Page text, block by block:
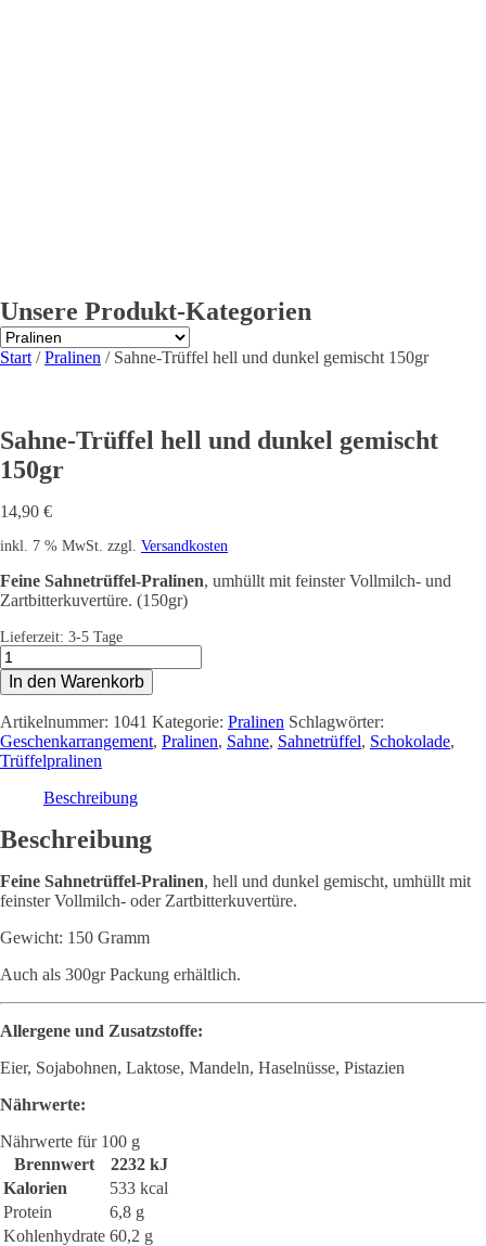
Unsere Produkt-Kategorien
Start /Pralinen / Sahne-Trüffel hell und dunkel gemischt 150gr
Sahne-Trüffel hell und dunkel gemischt
150gr
14,90 €
inkl. 7 % MwSt. zzgl. Versandkosten
Feine Sahnetrüffel-Pralinen, umhüllt mit feinster Vollmilch- und
Zartbitterkuvertüre. (150gr)
Lieferzeit: 3-5 Tage
Sahne-
Trüffel
hell
und
dunkel
gemischt
150gr
Menge
In den Warenkorb
Artikelnummer: 1041 Kategorie: Pralinen Schlagwörter:
Geschenkarrangement, Pralinen, Sahne, Sahnetrüffel, Schokolade,
Trüffelpralinen
Beschreibung
Beschreibung
Feine Sahnetrüffel-Pralinen, hell und dunkel gemischt, umhüllt mit
feinster Vollmilch- oder Zartbitterkuvertüre.
Gewicht: 150 Gramm
Auch als 300gr Packung erhältlich.
Allergene und Zusatzstoffe:
Eier, Sojabohnen, Laktose, Mandeln, Haselnüsse, Pistazien
Nährwerte:
Nährwerte für 100 g
Brennwert
2232 kJ
Kalorien
533 kcal
Protein
6,8 g
Kohlenhydrate 60,2 g